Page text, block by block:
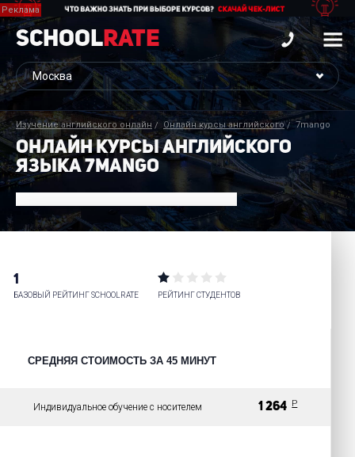
School Rate
Изучение английского онлайн Онлайн курсы английского 7mango
ОНЛАЙН КУРСЫ АНГЛИЙСКОГО
ЯЗЫКА 7MANGO
1
БАЗОВЫЙ РЕЙТИНГ SCHOOLRATE РЕЙТИНГ СТУДЕНТОВ
СРЕДНЯЯ СТОИМОСТЬ ЗА 45 МИНУТ
Индивидуальное обучение с носителем 1 264 P